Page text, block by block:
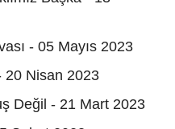
- 05 Mayıs 2023
20 Nisan 2023
Değil - 21 Mart 2023